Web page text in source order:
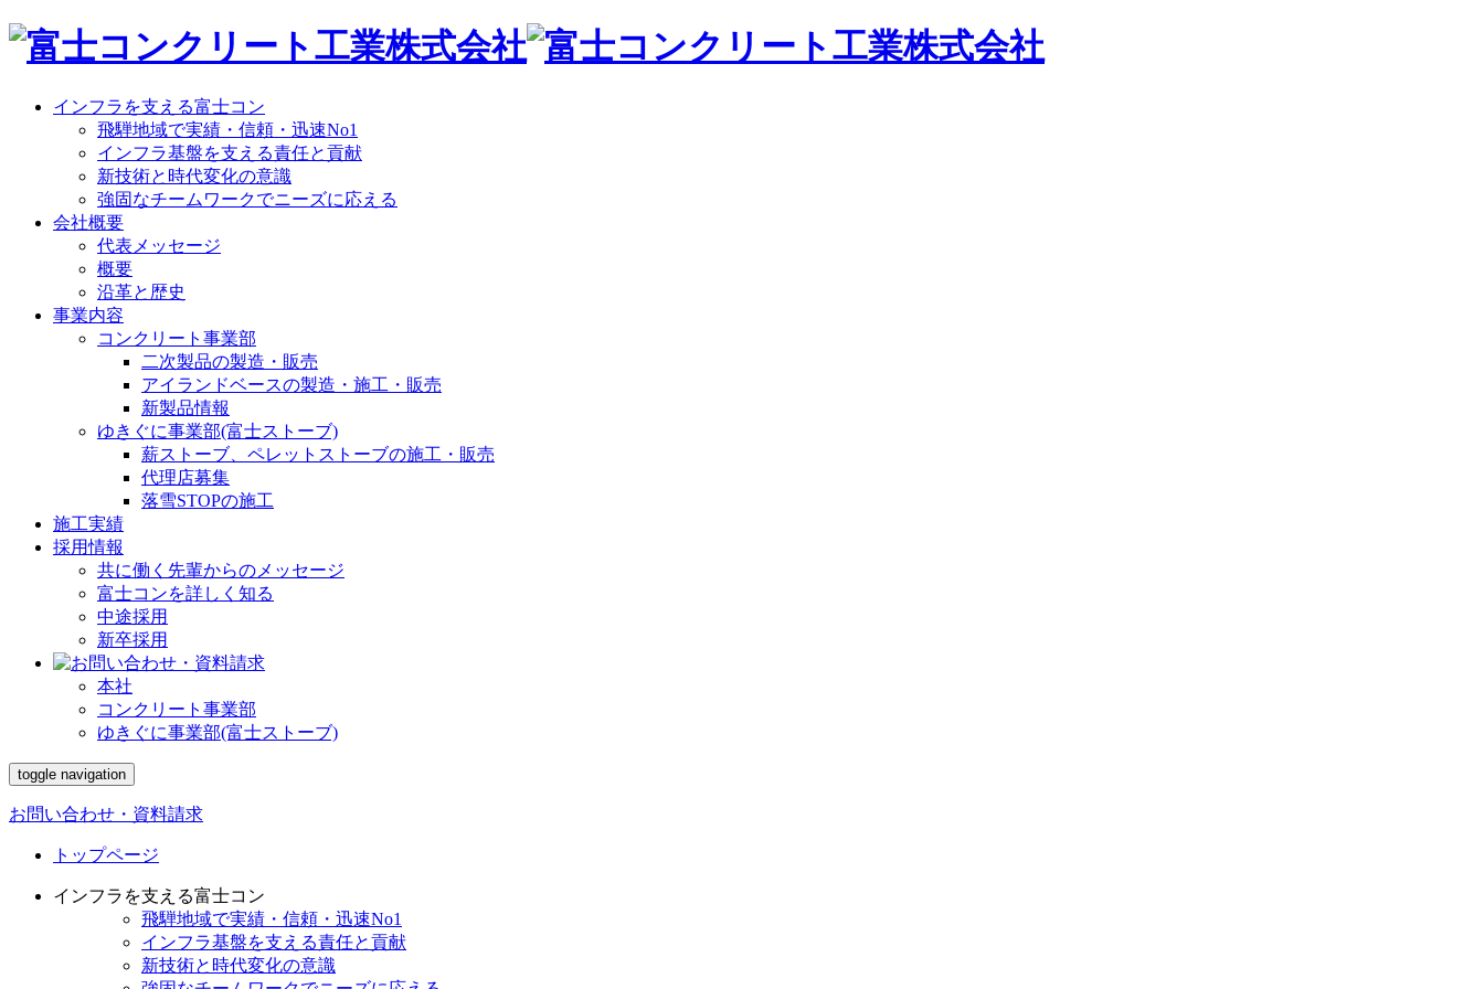
インフラを支える富士コン
飛騨地域で実績・信頼・迅速No1
インフラ基盤を支える責任と貢献
新技術と時代変化の意識
強固なチームワークでニーズに応える
会社概要
代表メッセージ
概要
沿革と歴史
事業内容
コンクリート事業部
二次製品の製造・販売
アイランドベースの製造・施工・販売
新製品情報
ゆきぐに事業部(富士ストーブ)
薪ストーブ、ペレットストーブの施工・販売
代理店募集
落雪STOPの施工
施工実績
採用情報
共に働く先輩からのメッセージ
富士コンを詳しく知る
中途採用
新卒採用
本社
コンクリート事業部
ゆきぐに事業部(富士ストーブ)
toggle navigation
お問い合わせ・資料請求
トップページ
インフラを支える富士コン
飛騨地域で実績・信頼・迅速No1
インフラ基盤を支える責任と貢献
新技術と時代変化の意識